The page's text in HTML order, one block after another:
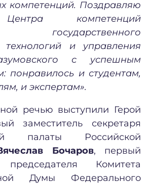
компетенций. Поздравляю
компетенций
государственного
технологий и управления
с успешным
понравилось и студентам,
и экспертам».
речью выступили Герой
заместитель секретаря
палаты Российской
Бочаров, первый
председателя Комитета
Думы Федерального